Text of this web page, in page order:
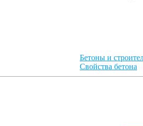
Бетоны и
Свойства бетона